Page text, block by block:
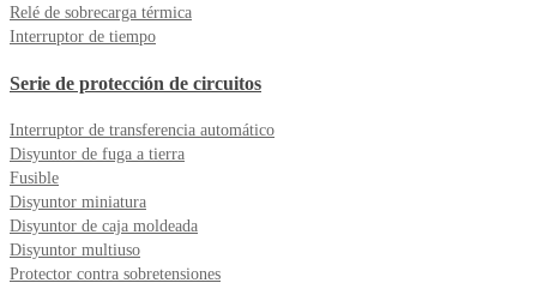
Relé de sobrecarga térmica
Interruptor de tiempo
Serie de protección de circuitos
Interruptor de transferencia automático
Disyuntor de fuga a tierra
Fusible
Disyuntor miniatura
Disyuntor de caja moldeada
Disyuntor multiuso
Protector contra sobretensiones